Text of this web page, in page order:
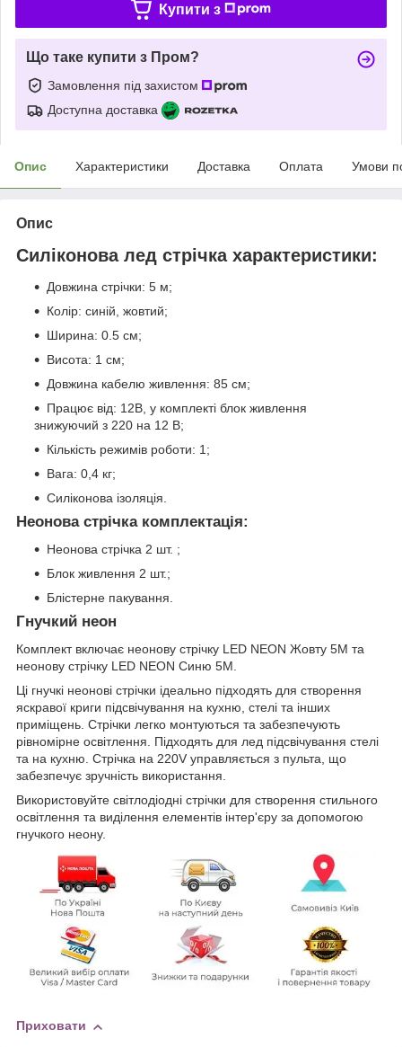
Купити з
Що таке купити з Пром?
Замовлення під захистом
Доступна доставка
Опис Характеристики Доставка Оплата Умови
Опис
Силіконова лед стрічка характеристики:
Довжина стрічки: 5 м;
Колір: синій, жовтий;
Ширина: 0.5 см;
Висота: 1 см;
Довжина кабелю живлення: 85 см;
Працює від: 12В, у комплекті блок живлення
знижуючий з 220 на 12 В;
Кількість режимів роботи: 1;
Вага: 0,4 кг;
Силіконова ізоляція.
Неонова стрічка комплектація:
Неонова стрічка 2 шт. ;
Блок живлення 2 шт.;
Блістерне пакування.
Гнучкий неон
Комплект включає неонову стрічку LED NEON Жовту 5M та
неонову стрічку LED NEON Синю 5M.
Ці гнучкі неонові стрічки ідеально підходять для створення
яскравої криги підсвічування на кухню, стелі та інших
приміщень. Стрічки легко монтуються та забезпечують
рівномірне освітлення. Підходять для лед підсвічування стелі
та на кухню. Стрічка на 220V управляється з пульта, що
забезпечує зручність використання.
Використовуйте світлодіодні стрічки для створення стильного
освітлення та виділення елементів інтер'єру за допомогою
гнучкого неону.
Приховати